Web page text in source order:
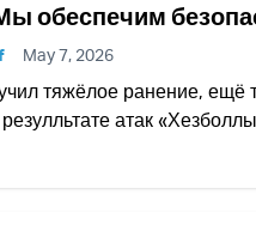
обеспечим
May 7, 2026
тяжёлое ранение, ещё
атак